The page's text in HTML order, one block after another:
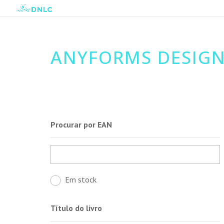
ANYFORMS
Procurar por EAN
Em stock
Título do livro